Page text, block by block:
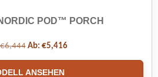
POD™ PORCH
€6,444 Ab: €5,416
ANSEHEN